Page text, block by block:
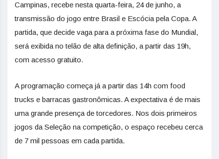
Campinas, recebe nesta quarta-feira, 24 de junho, a
transmissão do jogo entre Brasil e Escócia pela Copa. A
partida, que decide vaga para a próxima fase do Mundial,
será exibida no telão de alta definição, a partir das 19h,
com acesso gratuito.
A programação começa já a partir das 14h com food
trucks e barracas gastronômicas. A expectativa é de mais
uma grande presença de torcedores. Nos dois primeiros
jogos da Seleção na competição, o espaço recebeu cerca
de 7 mil pessoas em cada partida.